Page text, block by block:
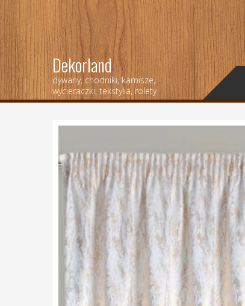
Dekorland
dywany, chodniki, karnisze,
wycieraczki, tekstylia, rolety